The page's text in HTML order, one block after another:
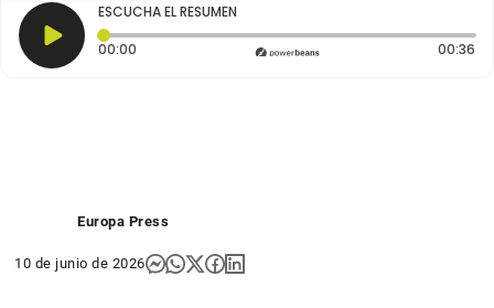
ESCUCHA EL RESUMEN
00:00 Tiempo transcurrido: 0 segundos 00:36
Europa Press
10 de junio de 2026